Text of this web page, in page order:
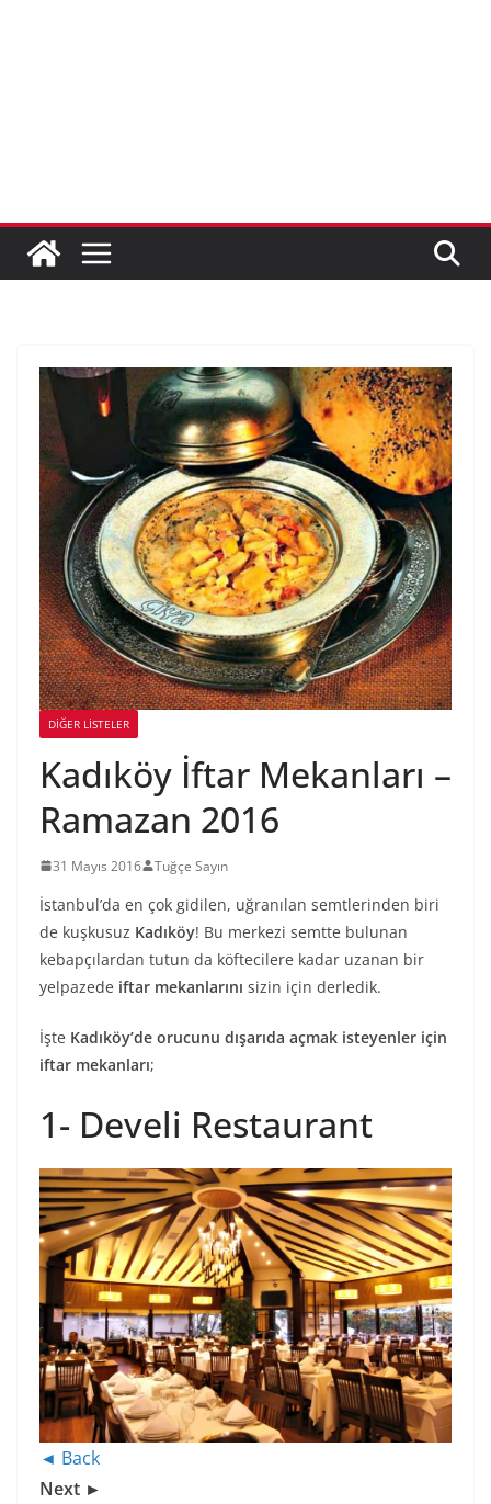
DIĞER LISTELER
Kadıköy İftar Mekanları –
Ramazan 2016
31 Mayıs 2016 Tuğçe Sayın
İstanbul’da en çok gidilen, uğranılan semtlerinden biri
de kuşkusuz Kadıköy! Bu merkezi semtte bulunan
kebapçılardan tutun da köftecilere kadar uzanan bir
yelpazede iftar mekanlarını sizin için derledik.
İşte Kadıköy’de orucunu dışarıda açmak isteyenler için
iftar mekanları;
1- Develi Restaurant
◄ Back
Next ►